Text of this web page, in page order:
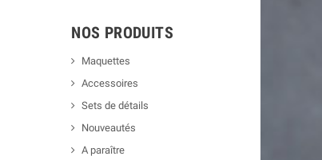
NOS PRODUITS
Maquettes
Accessoires
Sets de détails
Nouveautés
A paraître